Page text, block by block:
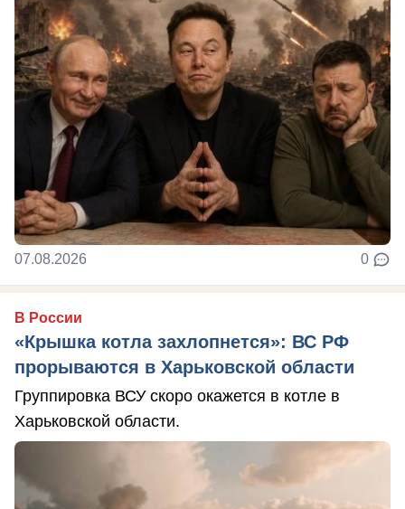
07.08.2026 0
В России
«Крышка котла захлопнется»: ВС РФ
прорываются в Харьковской области
Группировка ВСУ скоро окажется в котле в
Харьковской области.